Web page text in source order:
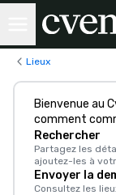
Lieux
Bienvenue au
comment
Rechercher
Partagez les
ajoutez-les à
Envoyer la
Consultez les